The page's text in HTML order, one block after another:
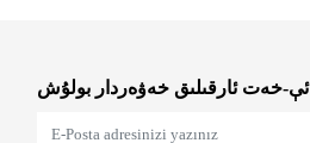
ئې-خەت ئارقىلىق خەۋەردار بولۇش